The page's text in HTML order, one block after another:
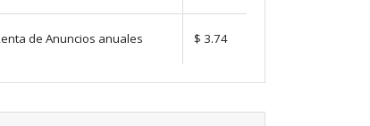
de Anuncios anuales $ 3.74